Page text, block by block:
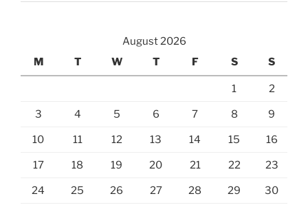
August 2026
M
T W T F S S
1 2
3 4 5 6 7 8 9
10 11 12 13 14 15 16
17 18 19 20 21 22 23
24 25 26 27 28 29 30